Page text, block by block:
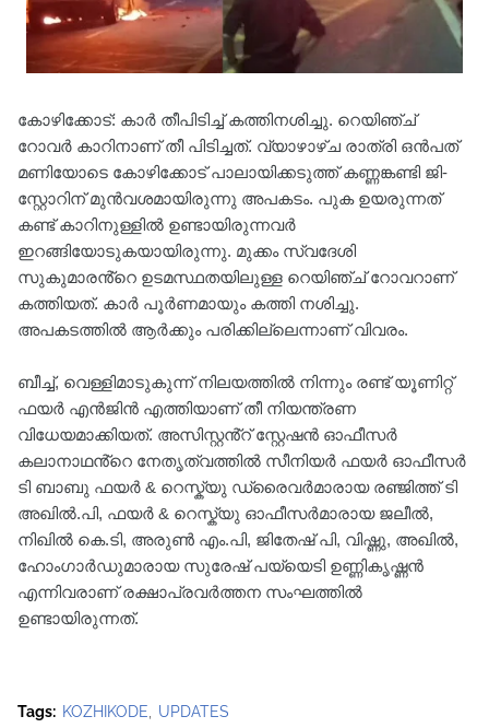
കോഴിക്കോട്: കാർ തീപിടിച്ച് കത്തിനശിച്ചു. റെയിഞ്ച്
റോവർ കാറിനാണ് തീ പിടിച്ചത്. വ്യാഴാഴ്ച രാത്രി ഒൻപത്
മണിയോടെ കോഴിക്കോട് പാലായിക്കടുത്ത് കണ്ണങ്കണ്ടി ജി-
സ്റ്റോറിന് മുൻവശമായിരുന്നു അപകടം. പുക ഉയരുന്നത്
കണ്ട് കാറിനുള്ളിൽ ഉണ്ടായിരുന്നവർ
ഇറങ്ങിയോടുകയായിരുന്നു. മുക്കം സ്വദേശി
സുകുമാരൻ്റെ ഉടമസ്ഥതയിലുള്ള റെയിഞ്ച് റോവറാണ്
കത്തിയത്. കാർ പൂർണമായും കത്തി നശിച്ചു.
അപകടത്തിൽ ആർക്കും പരിക്കില്ലെന്നാണ് വിവരം.
ബീച്ച്, വെള്ളിമാടുകുന്ന് നിലയത്തിൽ നിന്നും രണ്ട് യൂണിറ്റ്
ഫയർ എൻജിൻ എത്തിയാണ് തീ നിയന്ത്രണ
വിധേയമാക്കിയത്. അസിസ്റ്റൻ്റ് സ്റ്റേഷൻ ഓഫീസർ
കലാനാഥൻ്റെ നേതൃത്വത്തിൽ സീനിയർ ഫയർ ഓഫീസർ
ടി ബാബു ഫയർ & റെസ്ക്യു ഡ്രൈവർമാരായ രഞ്ജിത്ത് ടി
അഖിൽ.പി, ഫയർ & റെസ്ക്യു ഓഫീസർമാരായ ജലീൽ,
നിഖിൽ കെ.ടി, അരുൺ എം.പി, ജിതേഷ് പി, വിഷ്ണു, അഖിൽ,
ഹോംഗാർഡുമാരായ സുരേഷ് പയ്യെടി ഉണ്ണികൃഷ്ണൻ
എന്നിവരാണ് രക്ഷാപ്രവർത്തന സംഘത്തിൽ
ഉണ്ടായിരുന്നത്.
Tags: KOZHIKODE UPDATES